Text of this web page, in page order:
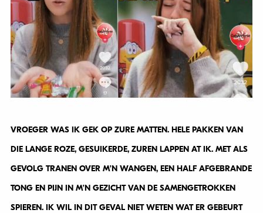
VROEGER WAS IK GEK OP ZURE MATTEN. HELE PAKKEN VAN
DIE LANGE ROZE, GESUIKERDE, ZUREN LAPPEN AT IK. MET ALS
GEVOLG TRANEN OVER M’N WANGEN, EEN HALF AFGEBRANDE
TONG EN PIJN IN M’N GEZICHT VAN DE SAMENGETROKKEN
SPIEREN. IK WIL IN DIT GEVAL NIET WETEN WAT ER GEBEURT